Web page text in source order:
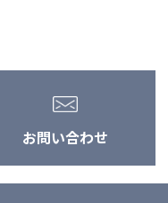
お問い合わせ